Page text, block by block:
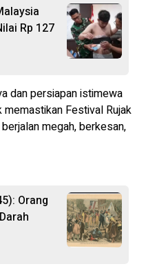
Rp 127
dan persiapan istimewa
memastikan Festival Rujak
megah, berkesan,
Orang